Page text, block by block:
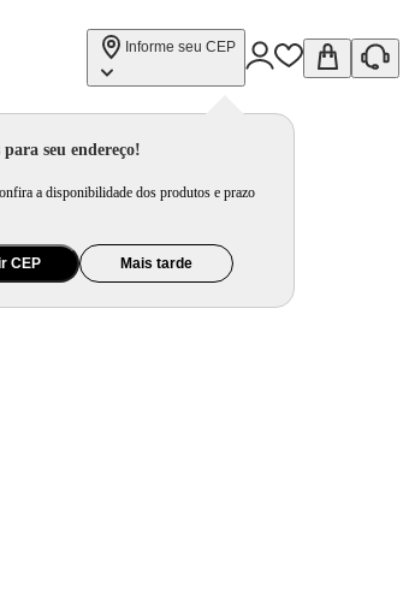
Informe seu CEP
seu endereço!
a disponibilidade dos produtos e prazo
CEP Mais tarde